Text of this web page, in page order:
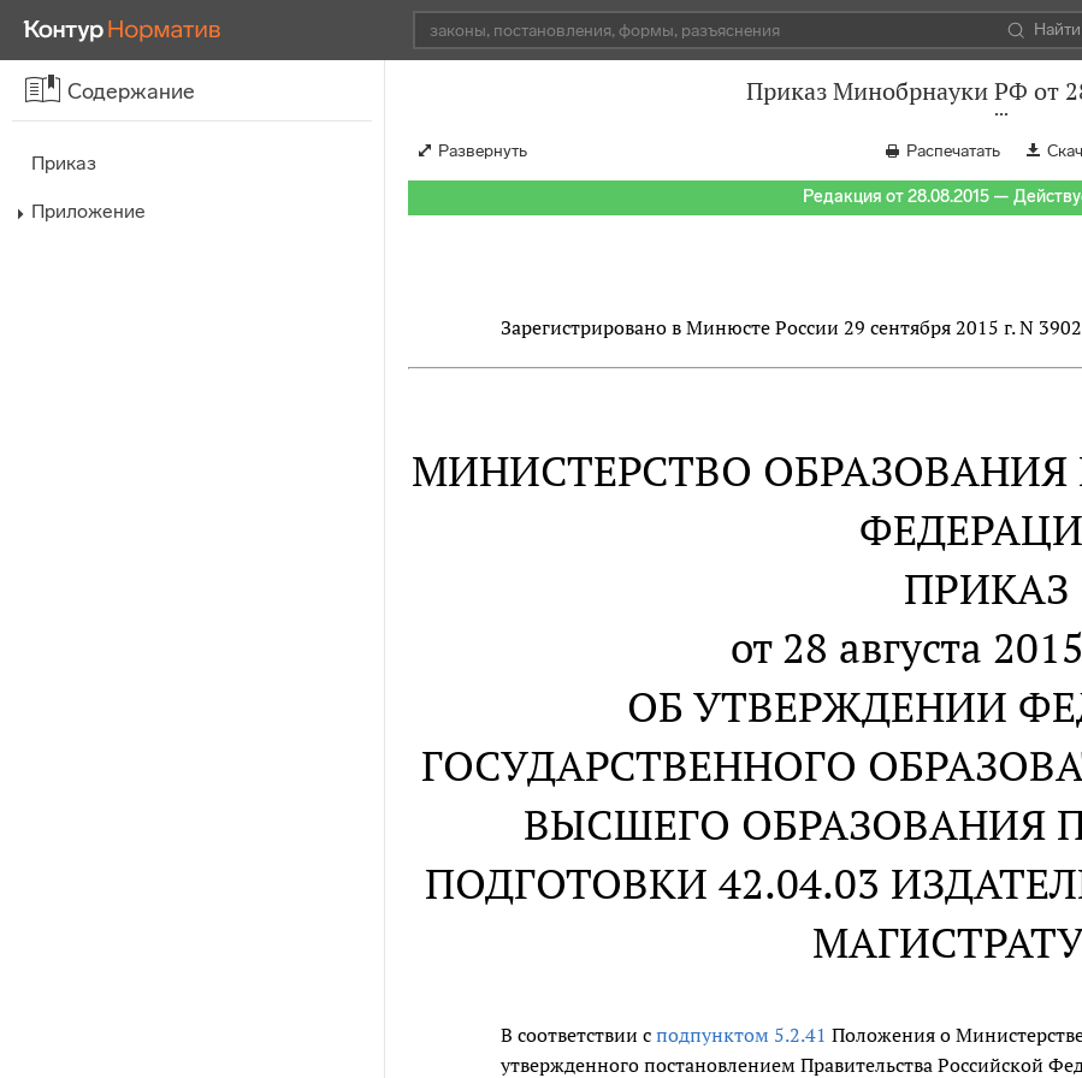
Найти
Содержание
Приказ
Приложение
Приказ Минобрнауки РФ от
Развернуть Распечатать
Редакция от 28.08.2015 —
Зарегистрировано в Минюсте России 29 сентября 2015 г. N
МИНИСТЕРСТВО
ПРИКАЗ
от 28 августа
ОБ УТВЕРЖДЕНИИ
ГОСУДАРСТВЕННОГО
ВЫСШЕГО ОБРАЗОВАНИЯ
ПОДГОТОВКИ 42.04.03
В соответствии с подпунктом 5.2.41 Положения о
утвержденного постановлением Правительства Российской